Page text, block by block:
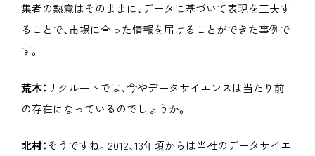
集者の熱意はそのままに、データに基づいて表現を工夫す
ることで、市場に合った情報を届けることができた事例で
す。
荒木： リクルートでは、今やデータサイエンスは当たり前
の存在になっているのでしょうか。
北村：そうですね。2012、13年頃からは当社のデータサイエ